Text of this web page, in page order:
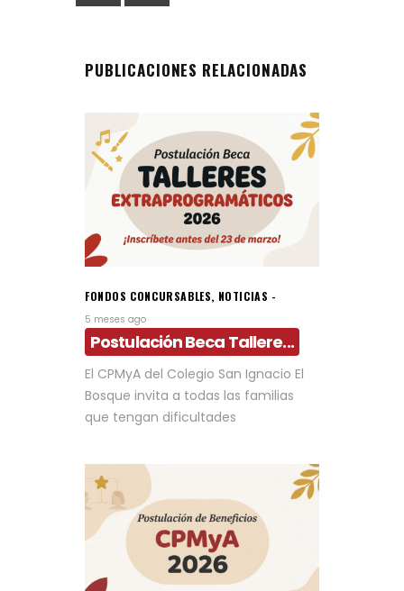
PUBLICACIONES RELACIONADAS
FONDOS CONCURSABLES, NOTICIAS
5 meses ago
Postulación Beca Tallere...
El CPMyA del Colegio San Ignacio El
Bosque invita a todas las familias
que tengan dificultades